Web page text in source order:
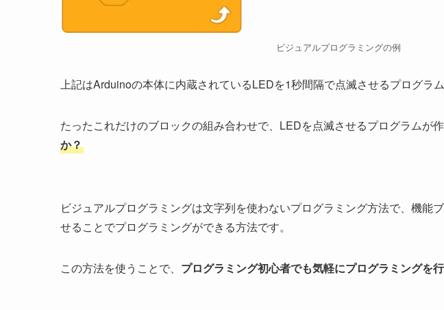
ビジュアルプログラミングの例
上記はArduinoの本体に内蔵されているLEDを1秒間隔で点滅させるプログラム
たったこれだけのブロックの組み合わせで、LEDを点滅させるプログラムが
か？
ビジュアルプログラミングは文字列を使わないプログラミング方法で、機能
せることでプログラミングができる方法です。
この方法を使うことで、 プログラミング初心者でも気軽にプログラミングを